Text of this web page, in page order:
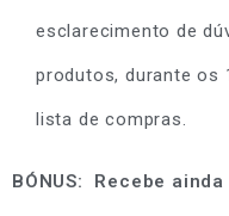
esclarecimento de
produtos, durante os
lista de compras.
BÓNUS: Recebe